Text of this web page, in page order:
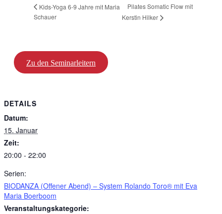
Kids-Yoga 6-9 Jahre mit Maria
Schauer
Pilates Somatic Flow mit
Kerstin Hilker
Zu den Seminarleitern
DETAILS
Datum:
15. Januar
Zeit:
20:00 - 22:00
Serien:
BIODANZA (Offener Abend) – System Rolando Toro® mit Eva
Maria Boerboom
Veranstaltungskategorie: